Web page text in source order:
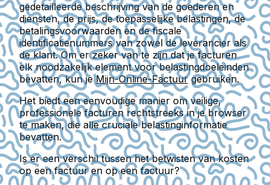
gedetailleerde beschrijving van de goederen en
diensten, de prijs, de toepasselijke belastingen, de
betalingsvoorwaarden en de fiscale
identificatienummers van zowel de leverancier als
de klant. Om er zeker van te zijn dat je facturen
elk noodzakelijk element voor belastingdoeleinden
bevatten, kun jeMijn-Online-Factuurgebruiken.
Het biedt een eenvoudige manier om veilige,
professionele facturen rechtstreeks in je browser
te maken, die alle cruciale belastinginformatie
bevatten.
Is er een verschil tussen het betwisten van kosten
op een factuur en op een factuur?